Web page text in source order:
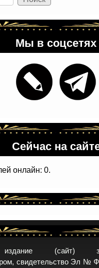
Мы в соцсетях
Сейчас на
онлайн: 0.
(сайт)
свидетельство Эл №